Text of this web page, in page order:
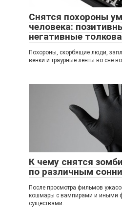
Снятся похороны
человека:
негативные
Похороны, скорбящие люди,
венки и траурные ленты во сне
К чему снятся
по различным
После просмотра фильмов
кошмары с вампирами и иными
существами.